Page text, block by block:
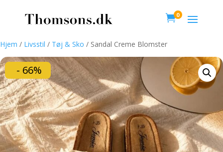
0
Hjem / Livsstil / Tøj & Sko / Sandal Creme Blomster
- 66%